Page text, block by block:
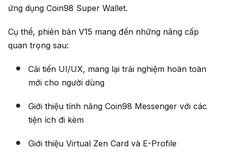
ứng dụng Coin98 Super Wallet.
Cụ thể, phiên bản V15 mang đến những nâng cấp
quan trọng sau:
Cải tiến UI/UX, mang lại trải nghiệm hoàn toàn
mới cho người dùng
Giới thiệu tính năng Coin98 Messenger với các
tiện ích đi kèm
Giới thiệu Virtual Zen Card và E-Profile